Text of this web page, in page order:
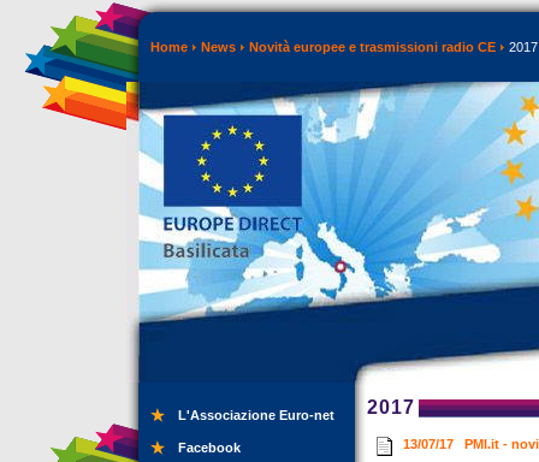
Home News Novità europee e trasmissioni radio CE 2017
L'Associazione Euro-net
Facebook
2017
13/07/17 PMI.it -